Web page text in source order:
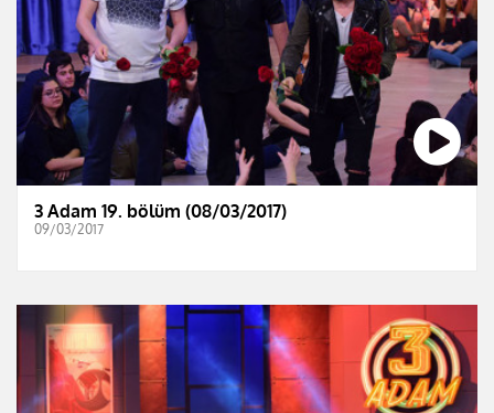
3 Adam 19. bölüm (08/03/2017)
09/03/2017